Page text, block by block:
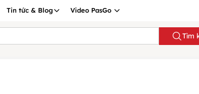
Tin tức & Blog Video PasGo
Tìm